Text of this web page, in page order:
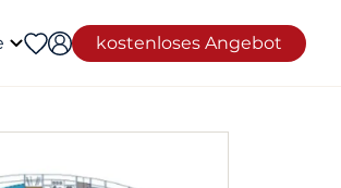
kostenloses Angebot